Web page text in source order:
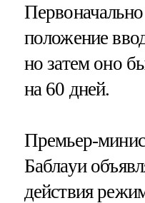
положение
но затем оно
на 60 дней.
Премьер-
Баблауи
действия